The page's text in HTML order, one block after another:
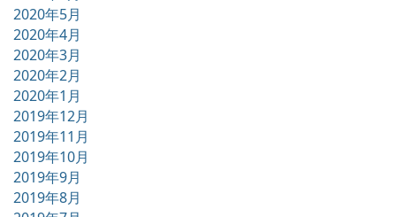
2020年5月
2020年4月
2020年3月
2020年2月
2020年1月
2019年12月
2019年11月
2019年10月
2019年9月
2019年8月